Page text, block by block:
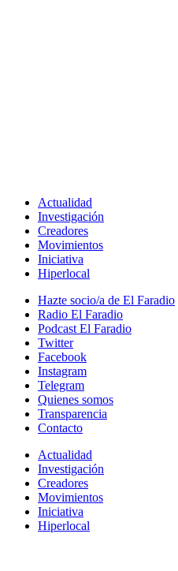
Actualidad
Investigación
Creadores
Movimientos
Iniciativa
Hiperlocal
Hazte socio/a de El Faradio
Radio El Faradio
Podcast El Faradio
Twitter
Facebook
Instagram
Telegram
Quienes somos
Transparencia
Contacto
Actualidad
Investigación
Creadores
Movimientos
Iniciativa
Hiperlocal